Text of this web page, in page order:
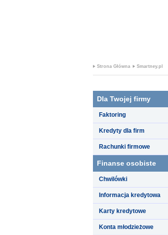
Strona Główna Smartney.pl
Dla Twojej firmy
Faktoring
Kredyty dla firm
Rachunki firmowe
Finanse osobiste
Chwilówki
Informacja kredytowa
Karty kredytowe
Konta młodzieżowe